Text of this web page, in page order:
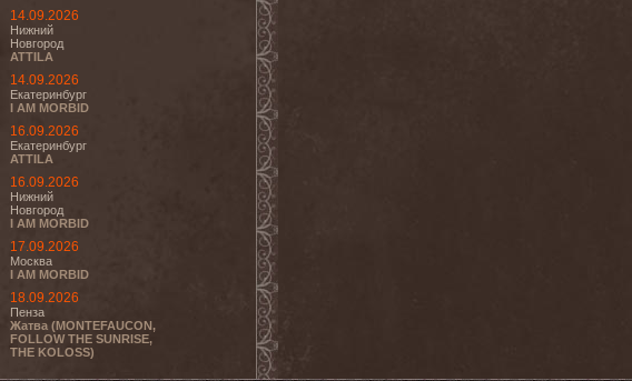
14.09.2026
Нижний
Новгород
ATTILA
14.09.2026
Екатеринбург
I AM MORBID
16.09.2026
Екатеринбург
ATTILA
16.09.2026
Нижний
Новгород
I AM MORBID
17.09.2026
Москва
I AM MORBID
18.09.2026
Пенза
Жатва (MONTEFAUCON,
FOLLOW THE SUNRISE,
THE KOLOSS)